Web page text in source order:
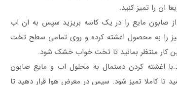
ان را تمیز کنید.
صابون مایع را در یک کاسه بریزید سپس به ان اب
را به محصول اغشته کرده و روی تمامی سطح تخت
کار منتظر بمانید تا تخت خواب خشک شود.
اغشته کردن دستمال به محلول اب و مایع صابون
تا کاملا تمیز شود. سپس در معرض هوا قرار دهید تا